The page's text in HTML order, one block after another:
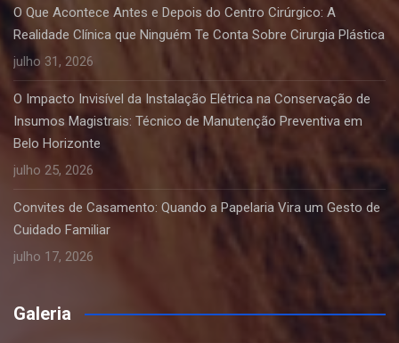
O Que Acontece Antes e Depois do Centro Cirúrgico: A
Realidade Clínica que Ninguém Te Conta Sobre Cirurgia Plástica
julho 31, 2026
O Impacto Invisível da Instalação Elétrica na Conservação de
Insumos Magistrais: Técnico de Manutenção Preventiva em
Belo Horizonte
julho 25, 2026
Convites de Casamento: Quando a Papelaria Vira um Gesto de
Cuidado Familiar
julho 17, 2026
Galeria